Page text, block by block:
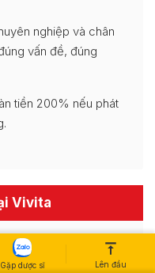
nghiệp và chân
vấn đề, đúng
tiền 200% nếu phát
Vivita
- Miễn phí vận
Gặp dược sĩ Lên đầu